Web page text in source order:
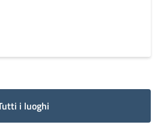
i luoghi